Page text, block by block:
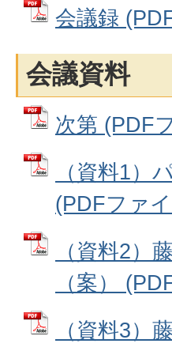
会議録
会議資料
次第 (PDF
（資料1）
(PDFファ
（資料2）
（案）
（資料3）